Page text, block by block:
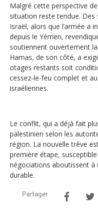
Malgré cette perspective
situation reste tendue.
Israël, alors que l’armée a
depuis le Yémen,
soutiennent ouvertement
Hamas, de son côté, a
otages restants soit
cessez-le-feu complet et
israéliennes.
Le conflit, qui a déjà fait
palestinien selon les
région. La nouvelle trêve
première étape,
négociations aboutissent à
durable.
Partager